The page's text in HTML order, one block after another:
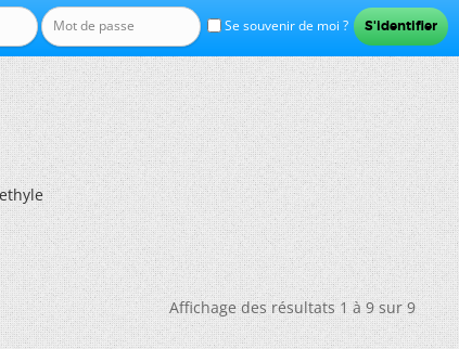
Se souvenir de moi ?
Affichage des résultats 1 à 9 sur 9